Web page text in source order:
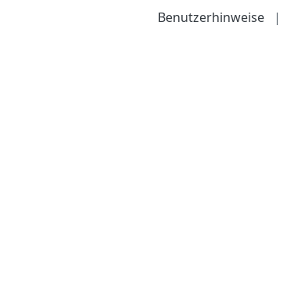
Benutzerhinweise |